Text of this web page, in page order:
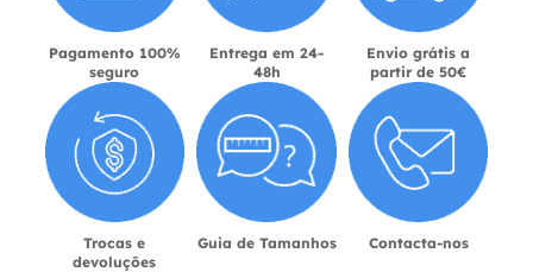
Pagamento 100%
seguro
Entrega em 24-
48h
Envio grátis a
partir de 50€
Trocas e
devoluções
Guia de Tamanhos Contacta-nos